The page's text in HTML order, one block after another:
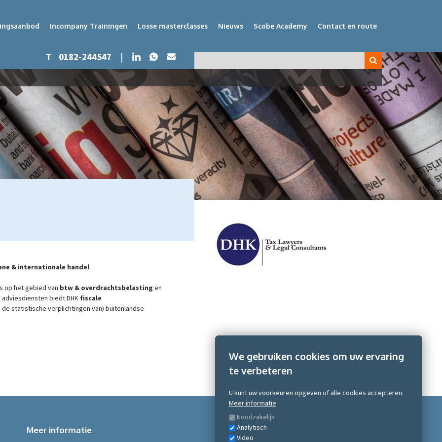
Incompany Trainingen Losse masterclasses Nieuws Scobe Academy Contact en route
T 0182-244547 | LinkedInWhatsapp
& internationale handel
op het gebied van btw & overdrachtsbelasting en
adviesdiensten biedt DHK fiscale
statistische verplichtingen van) buitenlandse
Meer informatie
We gebruiken cookies om uw ervaring
te verbeteren
U kunt uw voorkeuren opgeven of alle cookies accepteren.
Meer informatie
Noodzakelijk
Analytisch
Video